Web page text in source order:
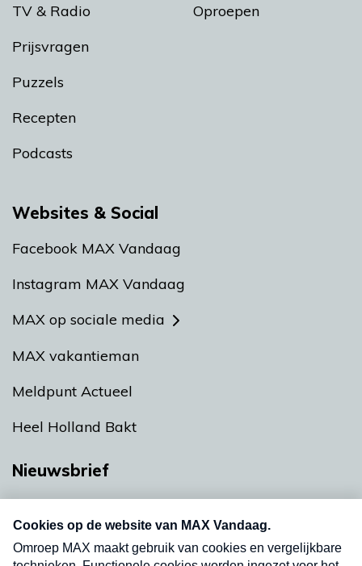
TV & Radio
Prijsvragen
Puzzels
Recepten
Podcasts
Oproepen
Websites & Social
Facebook MAX Vandaag
Instagram MAX Vandaag
MAX op sociale media
MAX vakantieman
Meldpunt Actueel
Heel Holland Bakt
Nieuwsbrief
nieuwsbrief. Elke vrijdag- en dinsdagochtend in
uw mailbox.